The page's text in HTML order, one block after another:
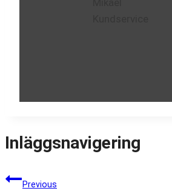
Inläggsnavigering
Previous